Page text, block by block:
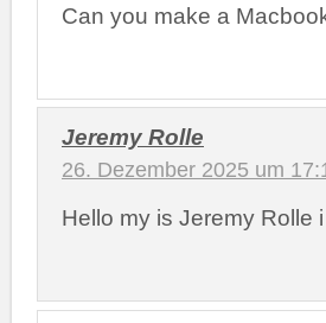
Can you make a
Jeremy Rolle
26. Dezember 2025 um
Hello my is Jeremy Rolle